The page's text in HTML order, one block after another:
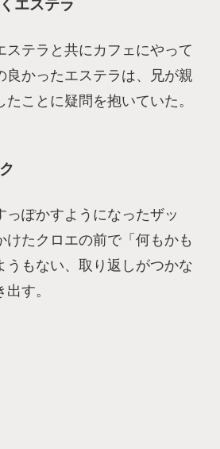
エステラ
ステラと共にカフェにやって
良かったエステラは、兄が親
ことに疑問を抱いていた。
っぽかすようになったザッ
けたクロエの前で「何もかも
うもない、取り返しがつかな
す。